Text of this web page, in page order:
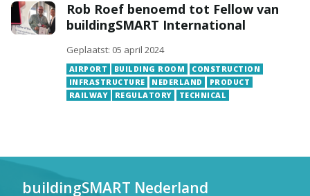
Rob Roef benoemd tot Fellow van
buildingSMART International
Geplaatst: 05 april 2024
AIRPORT BUILDING ROOM
CONSTRUCTION
INFRASTRUCTURE
NEDERLAND
PRODUCT
RAILWAY
REGULATORY TECHNICAL
buildingSMART Nederland